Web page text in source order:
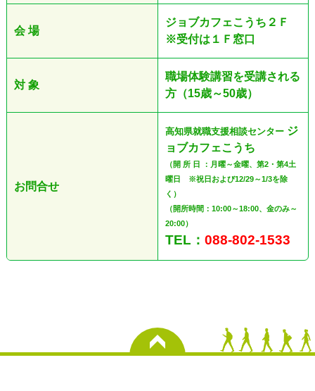
会 場
ジョブカフェこうち２Ｆ
※受付は１Ｆ窓口
対 象
職場体験講習を受講される
方（15歳～50歳）
お問合せ
高知県就職支援相談センター ジ
ョブカフェこうち
（開 所 日 ：月曜～金曜、第2・第4土
曜日 ※祝日および12/29～1/3を除
く）
（開所時間：10:00～18:00、金のみ～
20:00）
TEL： 088-802-1533